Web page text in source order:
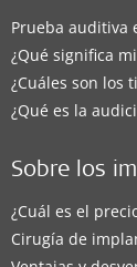
Prueba auditiva
¿Qué significa
¿Cuáles son los
¿Qué es la
Sobre los
¿Cuál es el
Cirugía de